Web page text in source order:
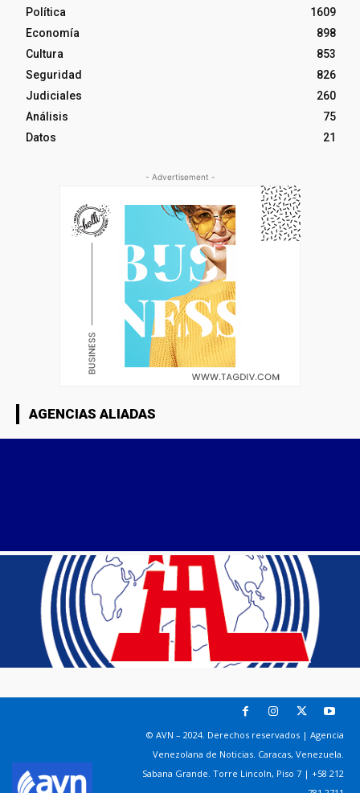
Política
1609
Economía
898
Cultura
853
Seguridad
826
Judiciales
260
Análisis
75
Datos
21
- Advertisement -
AGENCIAS ALIADAS
© AVN – 2024. Derechos reservados | Agencia
Venezolana de Noticias. Caracas, Venezuela.
Sabana Grande. Torre Lincoln, Piso 7 | +58 212